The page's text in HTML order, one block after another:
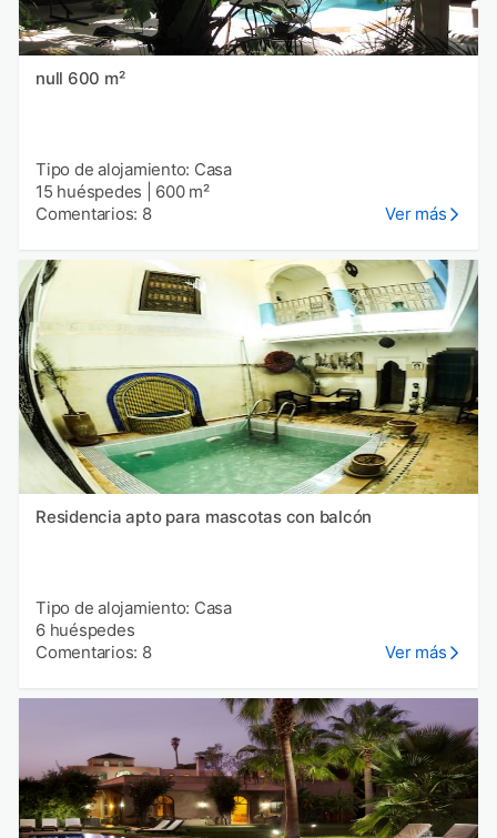
null 600 m²
Tipo de alojamiento: Casa
15 huéspedes
600 m²
Comentarios: 8
Ver más
Residencia apto para mascotas con balcón
Tipo de alojamiento: Casa
6 huéspedes
Comentarios: 8
Ver más